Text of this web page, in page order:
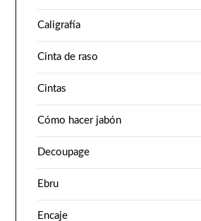
Caligrafía
Cinta de raso
Cintas
Cómo hacer jabón
Decoupage
Ebru
Encaje